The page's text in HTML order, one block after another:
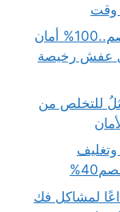
وقت
دينا نقل عفش داخل الرياض بـ20%خصم..100% أمان
عفش رخيصة
للتخلص من
لمشاكل فك